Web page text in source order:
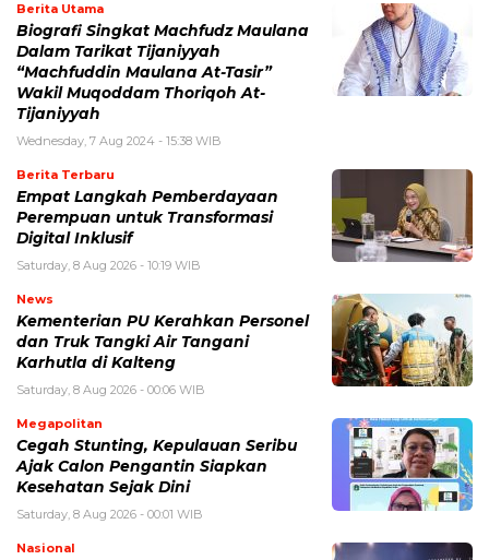
Berita Utama
Biografi Singkat Machfudz Maulana
Dalam Tarikat Tijaniyyah
“Machfuddin Maulana At-Tasir”
Wakil Muqoddam Thoriqoh At-
Tijaniyyah
Wednesday, 7 Aug 2024 - 15:38 WIB
Berita Terbaru
Empat Langkah Pemberdayaan
Perempuan untuk Transformasi
Digital Inklusif
Saturday, 8 Aug 2026 - 10:19 WIB
News
Kementerian PU Kerahkan Personel
dan Truk Tangki Air Tangani
Karhutla di Kalteng
Saturday, 8 Aug 2026 - 00:06 WIB
Megapolitan
Cegah Stunting, Kepulauan Seribu
Ajak Calon Pengantin Siapkan
Kesehatan Sejak Dini
Saturday, 8 Aug 2026 - 00:01 WIB
Nasional